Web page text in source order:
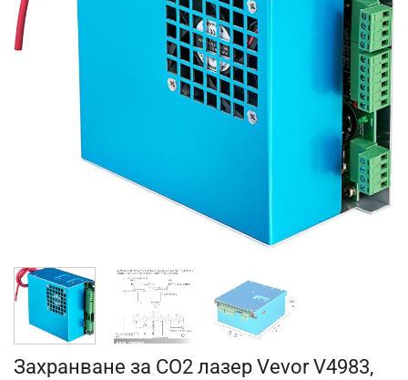
Захранване за CO2 лазер Vevor V4983,